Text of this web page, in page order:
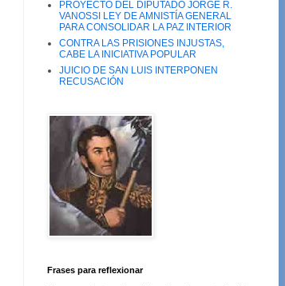
PROYECTO DEL DIPUTADO JORGE R.
VANOSSI LEY DE AMNISTÍA GENERAL
PARA CONSOLIDAR LA PAZ INTERIOR
CONTRA LAS PRISIONES INJUSTAS,
CABE LA INICIATIVA POPULAR
JUICIO DE SAN LUIS INTERPONEN
RECUSACIÓN
Frases para reflexionar